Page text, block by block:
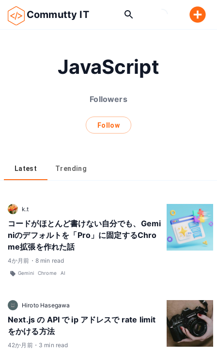
Commutty IT
JavaScript
Followers
Follow
Latest Trending
k.t
コードがほとんど書けない自分でも、Gemi
niのデフォルトを「Pro」に固定するChro
me拡張を作れた話
4か月前 ・ 8min read
Gemini Chrome AI
Hiroto Hasegawa
Next.js の API で ip アドレスで rate limit
をかける方法
42か月前・ 3 min read